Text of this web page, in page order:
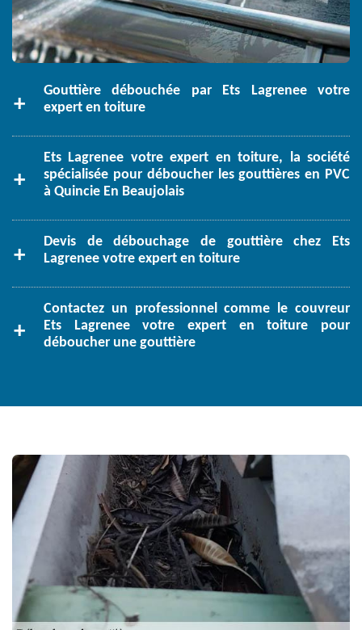
Gouttière débouchée par Ets Lagrenee votre
expert en toiture
Ets Lagrenee votre expert en toiture, la société
spécialisée pour déboucher les gouttières en PVC
à Quincie En Beaujolais
Devis de débouchage de gouttière chez Ets
Lagrenee votre expert en toiture
Contactez un professionnel comme le couvreur
Ets Lagrenee votre expert en toiture pour
déboucher une gouttière